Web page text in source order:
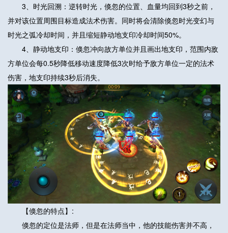
3、时光回溯：逆转时光，倏忽的位置、血量均回到3秒之前，
并对该位置周围目标造成法术伤害。同时将会清除倏忽时光变幻与
时光之弧冷却时间，并且缩短静动地支印冷却时间50%。
4、静动地支印：倏忽冲向故方单位并且画出地支印，范围内敌
方单位会每0.5秒降低移动速度降低3次时给予敌方单位一定的法术
伤害，地支印持续3秒后消失。
【倏忽的特点】:
倏忽的定位是法师，但是在法师当中，他的技能伤害并不高，